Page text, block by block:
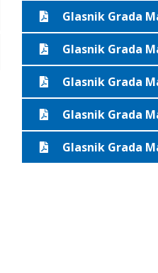
Glasnik Grada
Glasnik Grada
Glasnik Grada
Glasnik Grada
Glasnik Grada